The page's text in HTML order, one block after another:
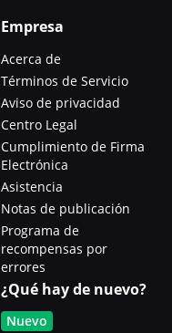
Empresa
Acerca de
Términos de Servicio
Aviso de privacidad
Centro Legal
Cumplimiento de Firma
Electrónica
Asistencia
Notas de publicación
Programa de
recompensas por
errores
¿Qué hay de nuevo?
Nuevo